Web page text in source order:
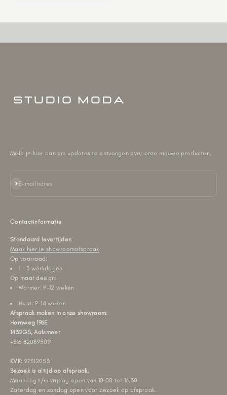
Meld je hier aan om updates te ontvangen over onze nieuwe producten.
E-mailadres
Abonneren
Contactinformatie
Standaard levertijden
Maak hier je showroomafspraak
Op voorraad:
1 - 3 werkdagen
Op maat design:
Marmer: 9-12 weken
Hout: 9-14 weken
Afspraak maken in onze showroom:
Hornweg 196E
1432GS, Aalsmeer
+316 82089509
KVK: 97312053
Bezoek is altijd op afspraak:
Maandag t/m vrijdag open van 10.00 tot 16.30
Zaterdag en zondag open voor bezoek op afspraak.